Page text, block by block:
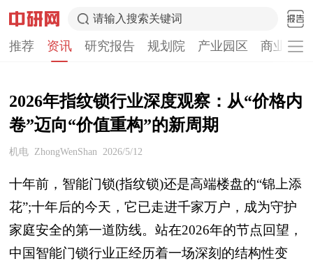
请输入搜索关键词
推荐 资讯 研究报告 规划院 产业园区 商业计
2026年指纹锁行业深度观察：从“价格内
卷”迈向“价值重构”的新周期
机电 ZhongWenShan 2026/5/12
十年前，智能门锁(指纹锁)还是高端楼盘的“锦上添
花”;十年后的今天，它已走进千家万户，成为守护
家庭安全的第一道防线。站在2026年的节点回望，
中国智能门锁行业正经历着一场深刻的结构性变